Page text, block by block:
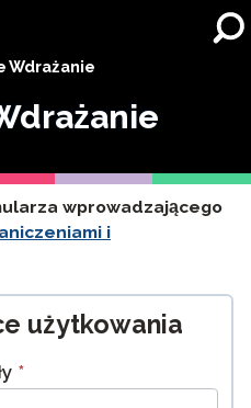
Wdrażanie
wprowadzającego
i
użytkowania
*